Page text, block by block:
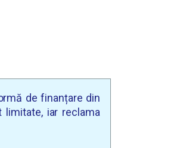
de finanțare din
limitate, iar reclama